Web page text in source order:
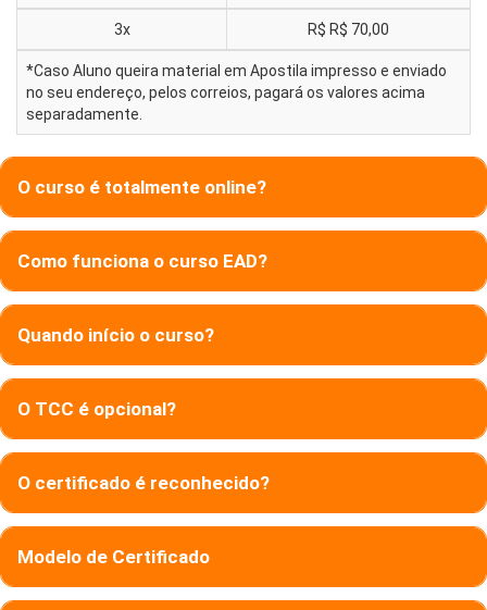
3x R$ R$ 70,00
*Caso Aluno queira material em Apostila impresso e enviado
no seu endereço, pelos correios, pagará os valores acima
separadamente.
O curso é totalmente online?
Como funciona o curso EAD?
Quando início o curso?
O TCC é opcional?
O certificado é reconhecido?
Modelo de Certificado